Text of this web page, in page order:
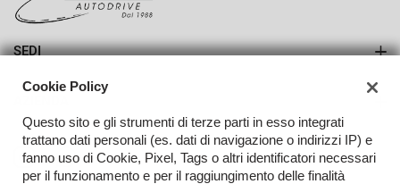
SEDI
Azienda
Contatti
Cookie Policy
Questo sito e gli strumenti di terze parti in esso integrati
trattano dati personali (es. dati di navigazione o indirizzi IP) e
fanno uso di Cookie, Pixel, Tags o altri identificatori necessari
per il funzionamento e per il raggiungimento delle finalità